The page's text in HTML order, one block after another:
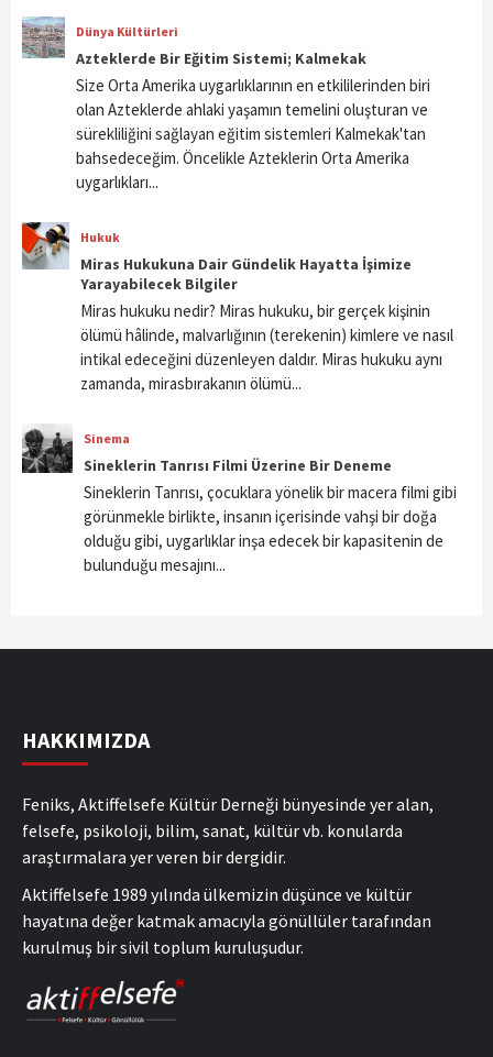
Dünya Kültürleri
Azteklerde Bir Eğitim Sistemi; Kalmekak
Size Orta Amerika uygarlıklarının en etkililerinden biri
olan Azteklerde ahlaki yaşamın temelini oluşturan ve
sürekliliğini sağlayan eğitim sistemleri Kalmekak'tan
bahsedeceğim. Öncelikle Azteklerin Orta Amerika
uygarlıkları...
Hukuk
Miras Hukukuna Dair Gündelik Hayatta İşimize
Yarayabilecek Bilgiler
Miras hukuku nedir? Miras hukuku, bir gerçek kişinin
ölümü hâlinde, malvarlığının (terekenin) kimlere ve nasıl
intikal edeceğini düzenleyen daldır. Miras hukuku aynı
zamanda, mirasbırakanın ölümü...
Sinema
Sineklerin Tanrısı Filmi Üzerine Bir Deneme
Sineklerin Tanrısı, çocuklara yönelik bir macera filmi gibi
görünmekle birlikte, insanın içerisinde vahşi bir doğa
olduğu gibi, uygarlıklar inşa edecek bir kapasitenin de
bulunduğu mesajını...
HAKKIMIZDA
Feniks, Aktiffelsefe Kültür Derneği bünyesinde yer alan,
felsefe, psikoloji, bilim, sanat, kültür vb. konularda
araştırmalara yer veren bir dergidir.
Aktiffelsefe 1989 yılında ülkemizin düşünce ve kültür
hayatına değer katmak amacıyla gönüllüler tarafından
kurulmuş bir sivil toplum kuruluşudur.